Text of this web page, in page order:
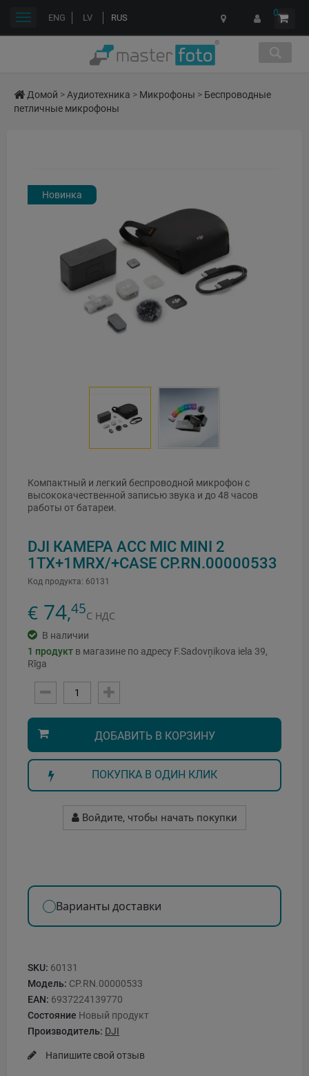
ENG LV RUS 0
Переключить
Домой >Аудиотехника > Микрофоны > Беспроводные
петличные микрофоны
Новинка
Компактный и легкий беспроводной микрофон с
высококачественной записью звука и до 48 часов
работы от батареи.
DJI КАМЕРА ACC MIC MINI 2
1TX+1MRX/+CASE CP.RN.00000533
Код продукта: 60131
€ 74,45С НДС
В наличии
1 продукт в магазине по адресу F.Sadovņikova iela 39,
Rīga
ДОБАВИТЬ В КОРЗИНУ
ПОКУПКА В ОДИН КЛИК
Войдите, чтобы начать покупки
Варианты доставки
SKU: 60131
Модель: CP.RN.00000533
EAN: 6937224139770
Состояние Новый продукт
Производитель: DJI
Напишите свой отзыв